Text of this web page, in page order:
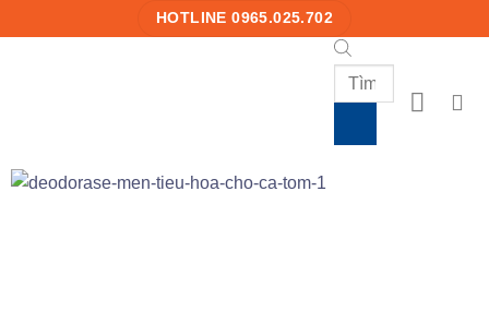
to
HOTLINE 0965.025.702
Products
search